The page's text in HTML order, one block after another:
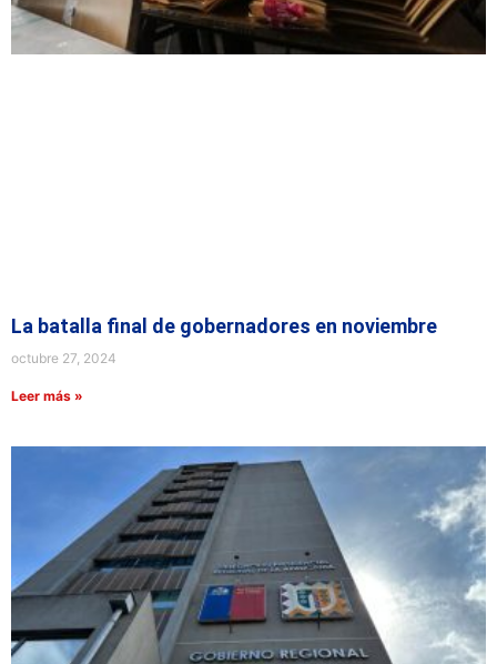
La batalla final de gobernadores en noviembre
octubre 27, 2024
Leer más »